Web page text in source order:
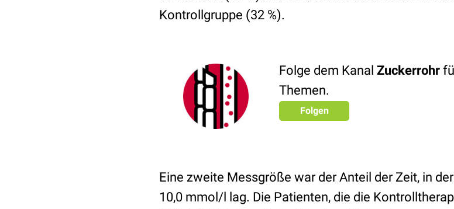
Kontrollgruppe (32 %).
Folge dem Kanal Zuckerrohr
Themen.
Folgen
Eine zweite Messgröße war der Anteil der Zeit, in
10,0 mmol/l lag. Die Patienten, die die